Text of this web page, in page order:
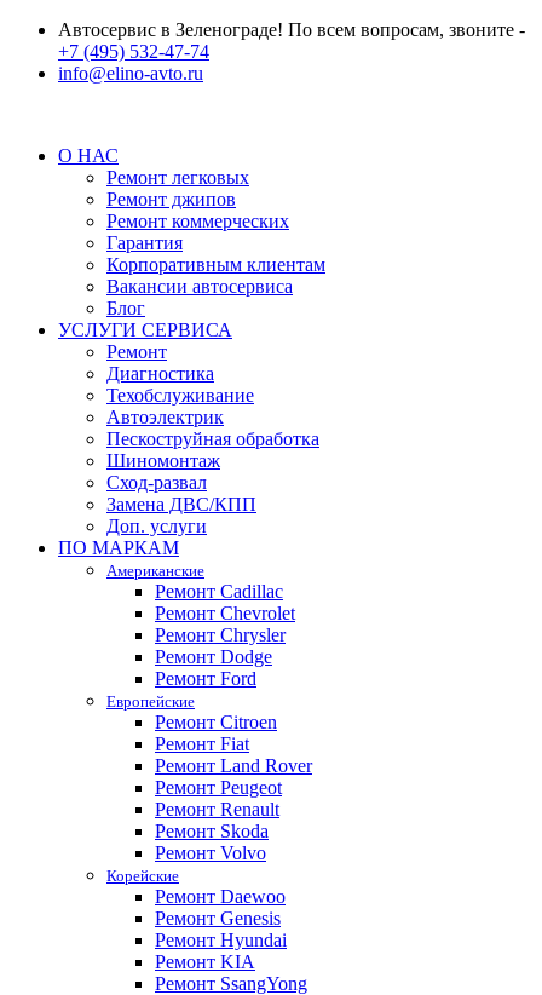
Автосервис в Зеленограде! По всем вопросам, звоните -
+7 (495) 532-47-74
info@elino-avto.ru
О НАС
Ремонт легковых
Ремонт джипов
Ремонт коммерческих
Гарантия
Корпоративным клиентам
Вакансии автосервиса
Блог
УСЛУГИ СЕРВИСА
Ремонт
Диагностика
Техобслуживание
Автоэлектрик
Пескоструйная обработка
Шиномонтаж
Сход-развал
Замена ДВС/КПП
Доп. услуги
ПО МАРКАМ
Американские
Ремонт Cadillac
Ремонт Chevrolet
Ремонт Chrysler
Ремонт Dodge
Ремонт Ford
Европейские
Ремонт Citroen
Ремонт Fiat
Ремонт Land Rover
Ремонт Peugeot
Ремонт Renault
Ремонт Skoda
Ремонт Volvo
Корейские
Ремонт Daewoo
Ремонт Genesis
Ремонт Hyundai
Ремонт KIA
Ремонт SsangYong